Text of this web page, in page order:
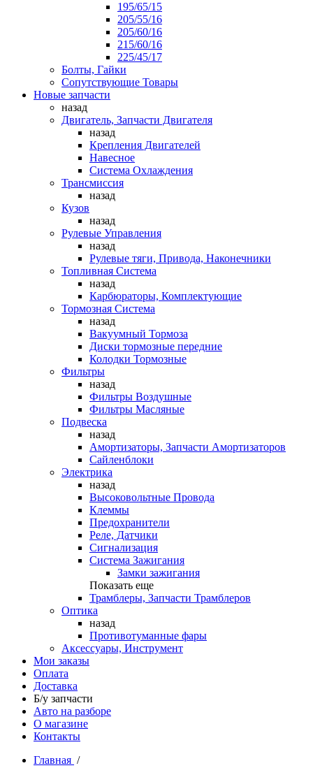
195/65/15
205/55/16
205/60/16
215/60/16
225/45/17
Болты, Гайки
Сопутствующие Товары
Новые запчасти
назад
Двигатель, Запчасти Двигателя
назад
Крепления Двигателей
Навесное
Система Охлаждения
Трансмиссия
назад
Кузов
назад
Рулевые Управления
назад
Рулевые тяги, Привода, Наконечники
Топливная Система
назад
Карбюраторы, Комплектующие
Тормозная Система
назад
Вакуумный Тормоза
Диски тормозные передние
Колодки Тормозные
Фильтры
назад
Фильтры Воздушные
Фильтры Масляные
Подвеска
назад
Амортизаторы, Запчасти Амортизаторов
Сайленблоки
Электрика
назад
Высоковольтные Провода
Клеммы
Предохранители
Реле, Датчики
Сигнализация
Система Зажигания
Замки зажигания
Показать еще
Трамблеры, Запчасти Трамблеров
Оптика
назад
Противотуманные фары
Аксессуары, Инструмент
Мои заказы
Оплата
Доставка
Б/у запчасти
Авто на разборе
О магазине
Контакты
Главная /